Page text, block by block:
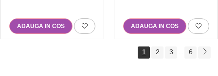
ADAUGA IN COS ADAUGA IN COS
1 2 3 ... 6